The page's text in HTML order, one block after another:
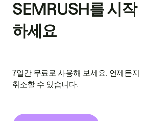
SEMRUSH를 시작
하세요
7일간 무료로 사용해 보세요. 언제든지
취소할 수 있습니다.